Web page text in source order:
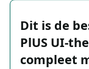
Dit is de
PlUS UI-
compleet